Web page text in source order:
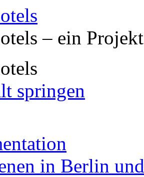
– ein
springen
in Berlin